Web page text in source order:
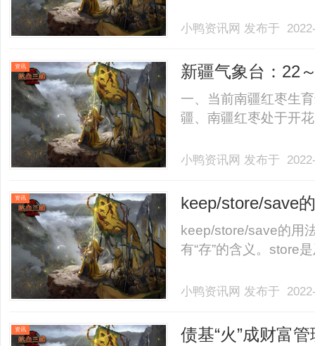
小鸭资讯网 发布于
资讯 新疆气象台：22
一、当前南疆红枣生
疆、南疆红枣处于开
小鸭资讯网 发布于
资讯 keep/store/save
keep/store/save的用
有“存”的含义。store
小鸭资讯网 发布于
资讯
债基“火”成财富